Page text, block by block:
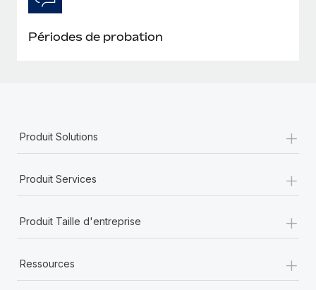
Périodes de probation
Produit Solutions +
Produit Services +
Produit Taille d'entreprise +
Ressources +